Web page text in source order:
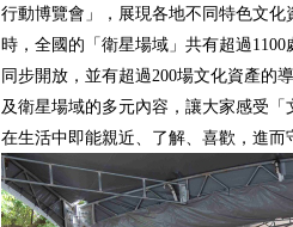
行動博覽會」，展現各地不同特色文
時，全國的「衛星場域」共有超過
同步開放，並有超過200場文化資產的
及衛星場域的多元內容，讓大家感受
在生活中即能親近、了解、喜歡，進而